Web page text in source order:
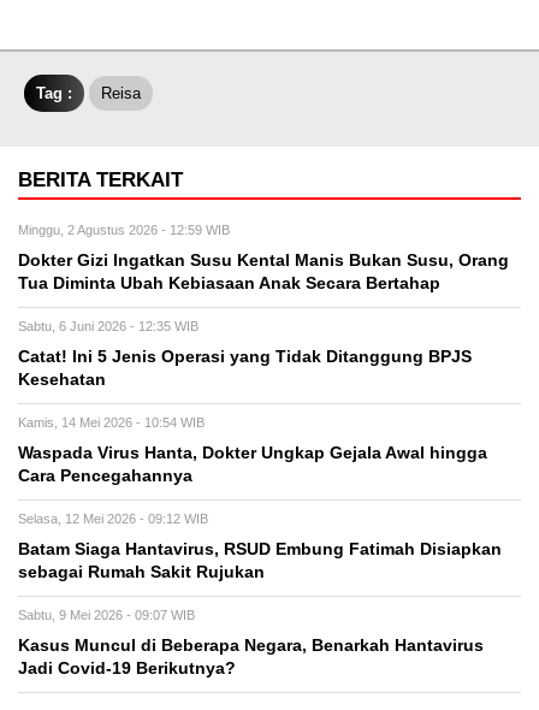
Tag : Reisa
BERITA TERKAIT
Minggu, 2 Agustus 2026 - 12:59 WIB
Dokter Gizi Ingatkan Susu Kental Manis Bukan Susu, Orang
Tua Diminta Ubah Kebiasaan Anak Secara Bertahap
Sabtu, 6 Juni 2026 - 12:35 WIB
Catat! Ini 5 Jenis Operasi yang Tidak Ditanggung BPJS
Kesehatan
Kamis, 14 Mei 2026 - 10:54 WIB
Waspada Virus Hanta, Dokter Ungkap Gejala Awal hingga
Cara Pencegahannya
Selasa, 12 Mei 2026 - 09:12 WIB
Batam Siaga Hantavirus, RSUD Embung Fatimah Disiapkan
sebagai Rumah Sakit Rujukan
Sabtu, 9 Mei 2026 - 09:07 WIB
Kasus Muncul di Beberapa Negara, Benarkah Hantavirus
Jadi Covid-19 Berikutnya?